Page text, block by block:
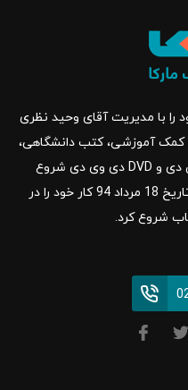
در سال 1383 کار خود را با مدیریت آقای وحید نظری
آموزشی، کتب دانشگاهی،
کتابهای زبان خارجه، انواع CD سی دی و DVD دی وی دی شروع
کرد.فروشگاه آنلاین کتاب مارکا در تاریخ 18 مرداد 94 کار خود را در
شروع کرد.